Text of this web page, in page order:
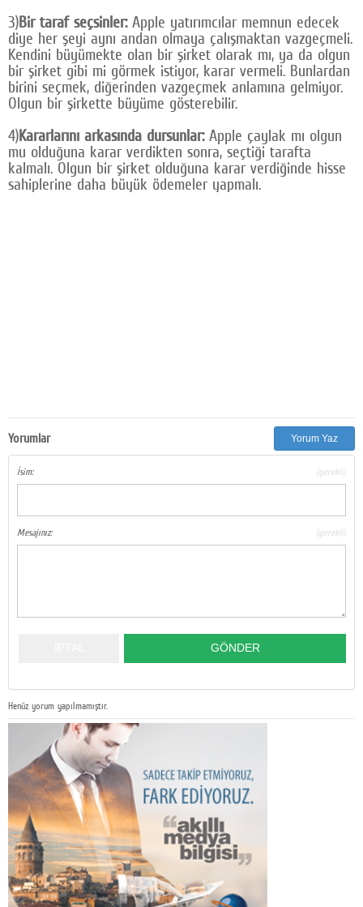
3)Bir taraf seçsinler: Apple yatırımcılar memnun edecek
diye her şeyi aynı andan olmaya çalışmaktan vazgeçmeli.
Kendini büyümekte olan bir şirket olarak mı, ya da olgun
bir şirket gibi mi görmek istiyor, karar vermeli. Bunlardan
birini seçmek, diğerinden vazgeçmek anlamına gelmiyor.
Olgun bir şirkette büyüme gösterebilir.
4)Kararlarını arkasında dursunlar: Apple çaylak mı olgun
mu olduğuna karar verdikten sonra, seçtiği tarafta
kalmalı. Olgun bir şirket olduğuna karar verdiğinde hisse
sahiplerine daha büyük ödemeler yapmalı.
Yorumlar Yorum Yaz
İsim: (gerekli)
Mesajınız: (gerekli)
Henüz yorum yapılmamıştır.